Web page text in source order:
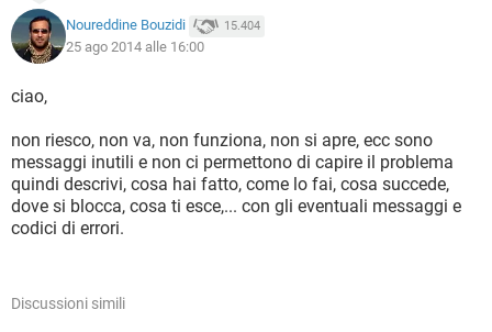
Noureddine Bouzidi 15.404
25 ago 2014 alle 16:00
ciao,
non riesco, non va, non funziona, non si apre, ecc sono
messaggi inutili e non ci permettono di capire il problema
quindi descrivi, cosa hai fatto, come lo fai, cosa succede,
dove si blocca, cosa ti esce,... con gli eventuali messaggi e
codici di errori.
Discussioni simili